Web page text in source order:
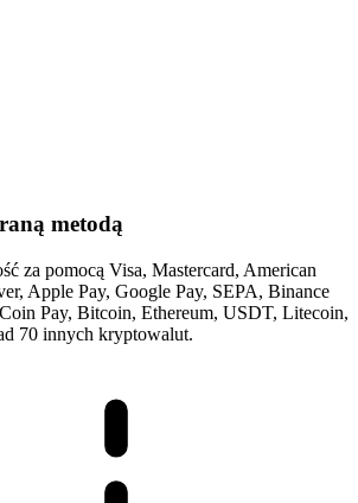
metodą
za pomocą Visa, Mastercard, American
Apple Pay, Google Pay, SEPA, Binance
Pay, Bitcoin, Ethereum, USDT, Litecoin,
70 innych kryptowalut.